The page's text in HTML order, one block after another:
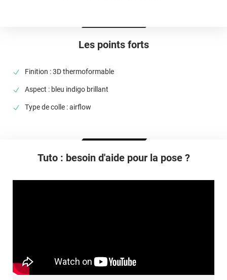
Les points forts
Finition : 3D thermoformable
Aspect : bleu indigo brillant
Type de colle : airflow
A sec
Tuto : besoin d'aide pour la pose ?